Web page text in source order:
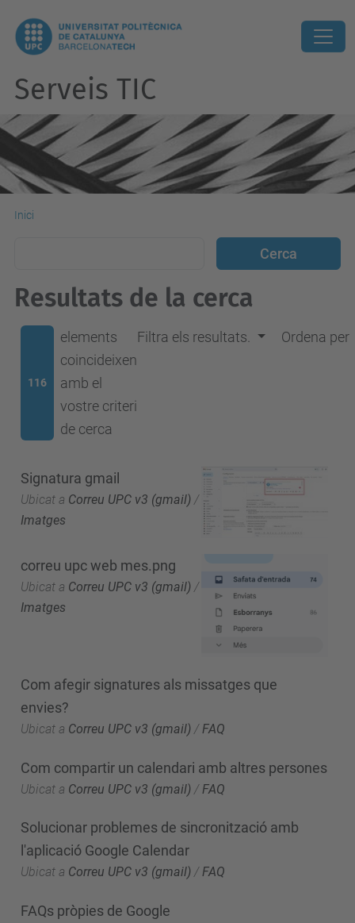
Serveis TIC
Inici
Resultats de la cerca
116
elements
coincideixen
amb el
vostre criteri
de cerca
Filtra els resultats. Ordena per
Signatura gmail
Ubicat a Correu UPC v3 (gmail) /
Imatges
correu upc web mes.png
Ubicat a Correu UPC v3 (gmail) /
Imatges
Com afegir signatures als missatges que
envies?
Ubicat a Correu UPC v3 (gmail) /FAQ
Com compartir un calendari amb altres persones
Ubicat a Correu UPC v3 (gmail) / FAQ
Solucionar problemes de sincronització amb
l'aplicació Google Calendar
Ubicat a Correu UPC v3 (gmail) /FAQ
FAQs pròpies de Google